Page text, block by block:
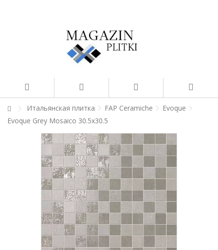
Итальянская плитка FAP Ceramiche
Evoque
Evoque Grey Mosaico 30.5x30.5